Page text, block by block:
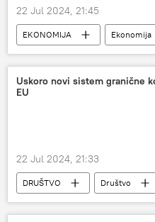
22 Jul 2024, 21:45
EKONOMIJA
Ekonomija
Srbija – ekonomija
Automobili
Uskoro novi sistem granične
EU
22 Jul 2024, 21:33
DRUŠTVO
Društvo
Evropska unija (EU)